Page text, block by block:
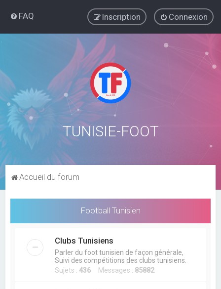
FAQ Connexion
Inscription
TUNISIE-FOOT
Accueil du forum
Football Tunisien
Clubs Tunisiens
Parler du foot tunisien de façon générale,
Suivi des compétitions des clubs tunisiens.
Sujets :436 Messages : 85882